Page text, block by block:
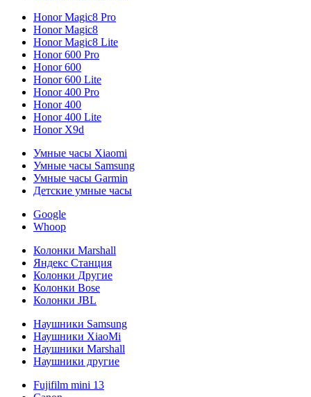
Honor Magic8 Pro
Honor Magic8
Honor Magic8 Lite
Honor 600 Pro
Honor 600
Honor 600 Lite
Honor 400 Pro
Honor 400
Honor 400 Lite
Honor X9d
Умные часы Xiaomi
Умные часы Samsung
Умные часы Garmin
Детские умные часы
Google
Whoop
Колонки Marshall
Яндекс Станция
Колонки Другие
Колонки Bose
Колонки JBL
Наушники Samsung
Наушники XiaoMi
Наушники Marshall
Наушники другие
Fujifilm mini 13